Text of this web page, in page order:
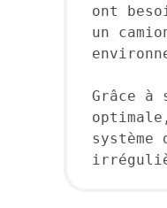
ont
un
Grâce à